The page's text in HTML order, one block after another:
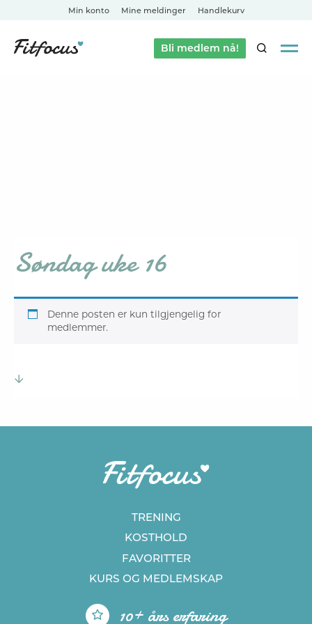
Min konto Mine meldinger Handlekurv
Bli medlem nå!SØK
Søndag uke 16
Denne posten er kun tilgjengelig for
medlemmer.
TRENING
KOSTHOLD
FAVORITTER
KURS OG MEDLEMSKAP
10+ års erfaring